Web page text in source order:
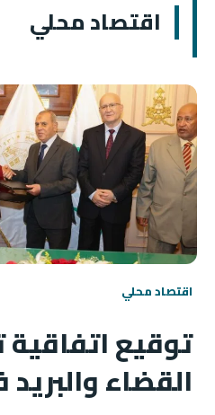
اقتصاد محلي
اقتصاد محلي
توقيع اتفاقية
القضاء